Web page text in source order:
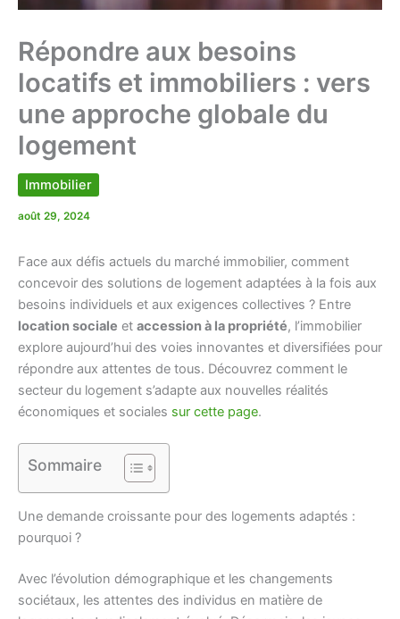
Répondre aux besoins
locatifs et immobiliers : vers
une approche globale du
logement
Immobilier
août 29, 2024
Face aux défis actuels du marché immobilier, comment
concevoir des solutions de logement adaptées à la fois aux
besoins individuels et aux exigences collectives ? Entre
location sociale et accession à la propriété, l’immobilier
explore aujourd’hui des voies innovantes et diversifiées pour
répondre aux attentes de tous. Découvrez comment le
secteur du logement s’adapte aux nouvelles réalités
économiques et sociales sur cette page.
Sommaire
Une demande croissante pour des logements adaptés :
pourquoi ?
Avec l’évolution démographique et les changements
sociétaux, les attentes des individus en matière de